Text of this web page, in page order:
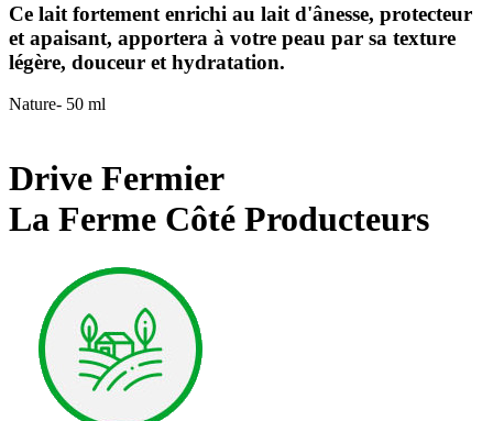
Ce lait fortement enrichi au lait d'ânesse, protecteur
et apaisant, apportera à votre peau par sa texture
légère, douceur et hydratation.
Nature- 50 ml
Drive Fermier
La Ferme Côté Producteurs